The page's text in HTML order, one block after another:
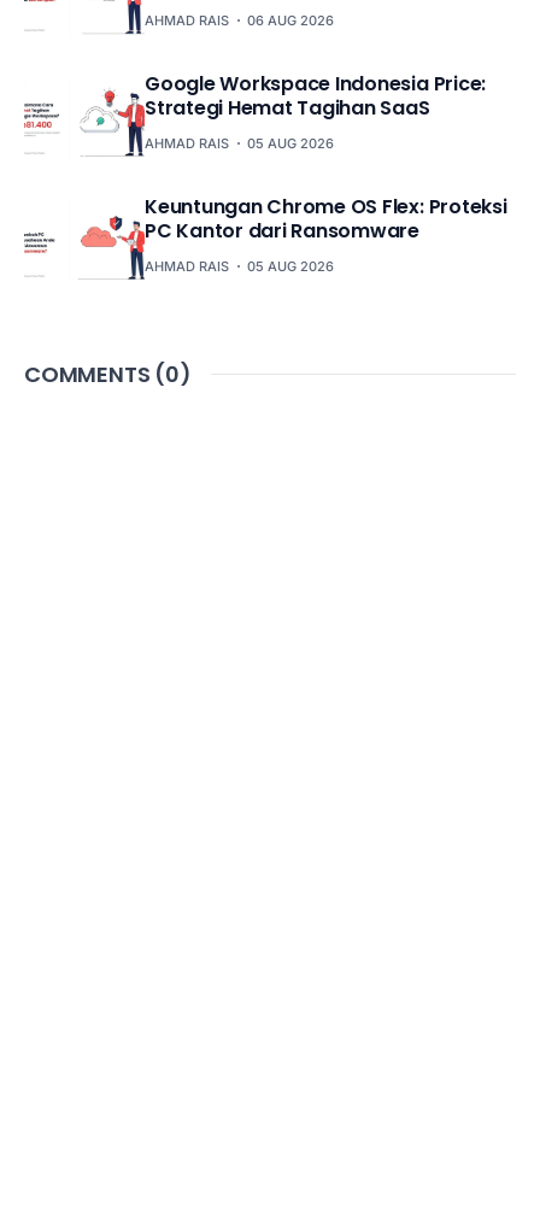
AHMAD RAIS 06 AUG 2026
Google Workspace Indonesia Price:
Strategi Hemat Tagihan SaaS
AHMAD RAIS 05 AUG 2026
Keuntungan Chrome OS Flex: Proteksi
PC Kantor dari Ransomware
AHMAD RAIS 05 AUG 2026
COMMENTS (0)